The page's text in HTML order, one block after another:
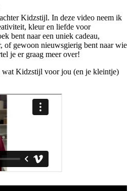
Kidzstijl. In deze video neem ik
kleur en liefde voor
bent naar een uniek cadeau,
of gewoon nieuwsgierig bent naar wie
je er graag meer over!
Kidzstijl voor jou (en je kleintje)